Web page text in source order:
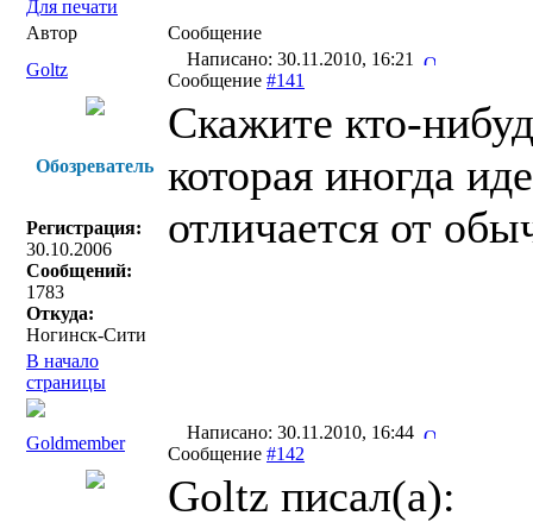
Для печати
Автор
Сообщение
Goltz
Написано: 30.11.2010, 16:21
Сообщение #141
Обозреватель
Регистрация:
30.10.2006
Сообщений:
1783
Откуда:
Ногинск-Сити
Скажите кто-
которая иногда
отличается от
В начало
страницы
Goldmember
Написано: 30.11.2010, 16:44
Сообщение #142
Goltz писал(a):